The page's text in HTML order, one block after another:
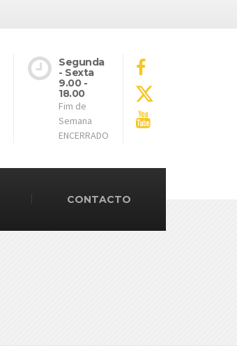
Segunda
- Sexta
9.00 -
18.00
Fim de
Semana
ENCERRADO
CONTACTO